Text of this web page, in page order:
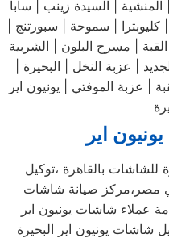
| السيدة زينب | سابا
كليوبترا | سموحة | سبورتنج |
| مسرح البلون | الشربية
| عزبة النخل | البحيرة |
| عزبة الموفتي | يونيون اير
اير
للشاشات بالقاهرة ،توكيل
مصر،مركز صيانة شاشات
عملاء شاشات يونيون اير
شاشات يونيون اير البحيرة